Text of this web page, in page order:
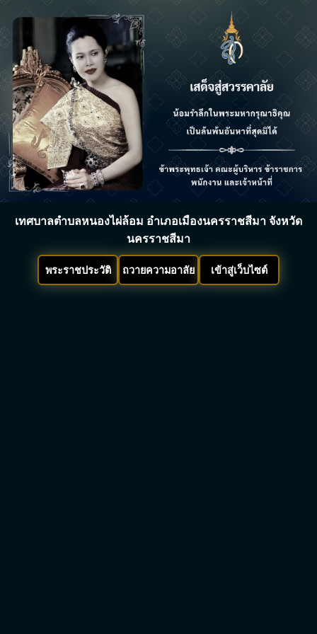
เทศบาลตำบลหนองไผ่ล้อม อำเภอเมืองนครราชสีมา จังหวัด
นครราชสีมา
พระราชประวัติ ถวายความอาลัย เข้าสู่เว็บไซต์